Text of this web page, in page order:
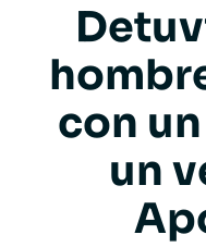
con
un